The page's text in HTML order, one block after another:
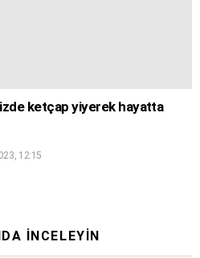
ketçap yiyerek hayatta
12:15
İNCELEYIN